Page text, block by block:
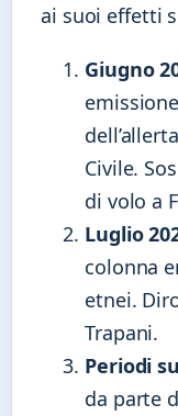
ai suoi effetti
Giugno
Civile.
di volo a
Luglio
colonna
etnei.
Trapani.
Periodi
da parte